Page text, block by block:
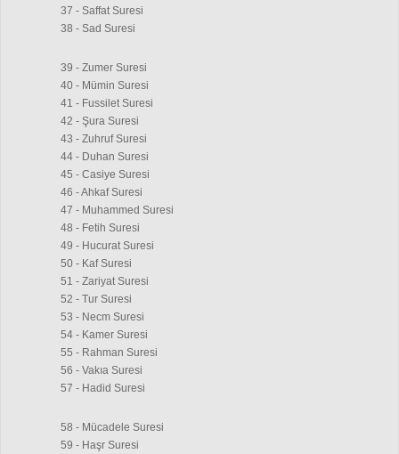
37 - Saffat Suresi
38 - Sad Suresi
39 - Zumer Suresi
40 - Mümin Suresi
41 - Fussilet Suresi
42 - Şura Suresi
43 - Zuhruf Suresi
44 - Duhan Suresi
45 - Casiye Suresi
46 - Ahkaf Suresi
47 - Muhammed Suresi
48 - Fetih Suresi
49 - Hucurat Suresi
50 - Kaf Suresi
51 - Zariyat Suresi
52 - Tur Suresi
53 - Necm Suresi
54 - Kamer Suresi
55 - Rahman Suresi
56 - Vakıa Suresi
57 - Hadid Suresi
58 - Mücadele Suresi
59 - Haşr Suresi